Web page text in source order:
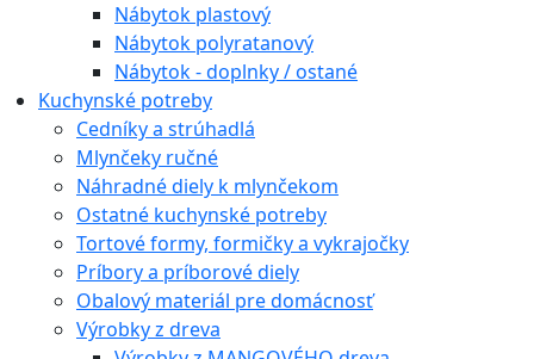
Nábytok plastový
Nábytok polyratanový
Nábytok - doplnky / ostané
Kuchynské potreby
Cedníky a strúhadlá
Mlynčeky ručné
Náhradné diely k mlynčekom
Ostatné kuchynské potreby
Tortové formy, formičky a vykrajočky
Príbory a príborové diely
Obalový materiál pre domácnosť
Výrobky z dreva